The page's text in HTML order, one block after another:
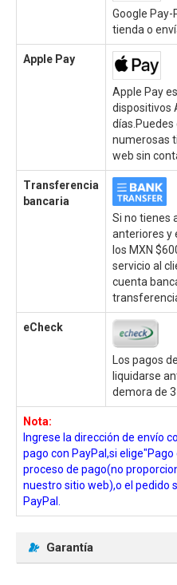
Google
tienda o
Apple Pay
Apple Pay
dispositivos
numerosas
web sin
Transferencia
bancaria
Si no tienes
anteriores y
los MXN
servicio al
cuenta
eCheck
Los pagos
liquidarse
demora de
Nota:
Ingrese la dirección de envío
pago con PayPal,si
proceso de pago(no
nuestro sitio web),o el pedido
PayPal.
Garantía